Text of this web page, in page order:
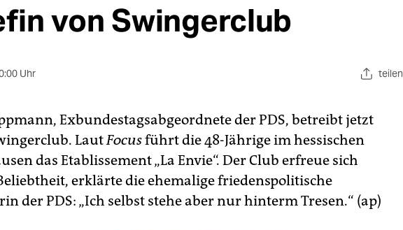
von Swingerclub
Uhr teilen
Exbundestagsabgeordnete der PDS, betreibt jetzt
LautFocusführt die 48-Jährige im hessischen
das Etablissement „La Envie“. Der Club erfreue sich
erklärte die ehemalige friedenspolitische
der PDS: „Ich selbst stehe aber nur hinterm Tresen.“ (ap)